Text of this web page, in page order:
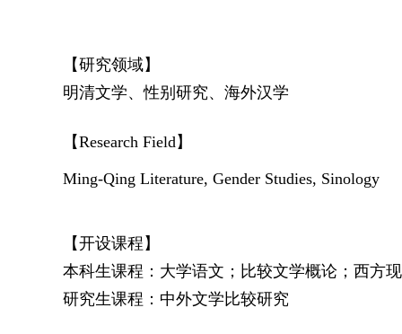
【研究领域】
明清文学、性别研究、海外汉学
【Research Field】
Ming-Qing Literature, Gender Studies, Sinology
【开设课程】
本科生课程：大学语文；比较文学概论；西方
研究生课程：中外文学比较研究